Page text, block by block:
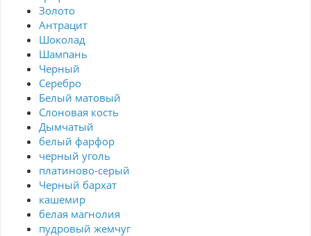
Золото
Антрацит
Шоколад
Шампань
Черный
Серебро
Белый матовый
Слоновая кость
Дымчатый
белый фарфор
черный уголь
платиново-серый
Черный бархат
кашемир
белая магнолия
пудровый жемчуг